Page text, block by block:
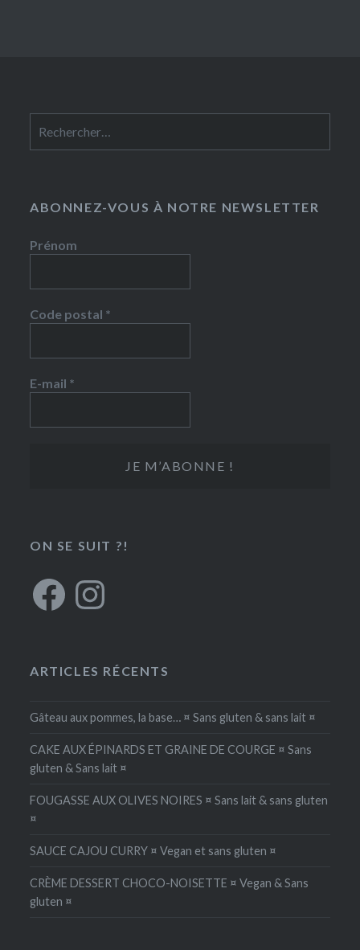
ABONNEZ-VOUS À NOTRE NEWSLETTER
Prénom
Code postal *
E-mail *
ON SE SUIT ?!
FacebookInstagram
ARTICLES RÉCENTS
Gâteau aux pommes, la base… ¤ Sans gluten & sans lait ¤
CAKE AUX ÉPINARDS ET GRAINE DE COURGE ¤ Sans
gluten & Sans lait ¤
FOUGASSE AUX OLIVES NOIRES ¤ Sans lait & sans gluten
¤
SAUCE CAJOU CURRY ¤ Vegan et sans gluten ¤
CRÈME DESSERT CHOCO-NOISETTE ¤ Vegan & Sans
gluten ¤